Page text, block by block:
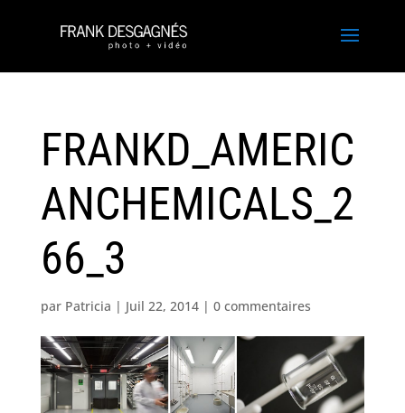
FRANKD_AMERIC
ANCHEMICALS_2
66_3
par Patricia | Juil 22, 2014| 0 commentaires